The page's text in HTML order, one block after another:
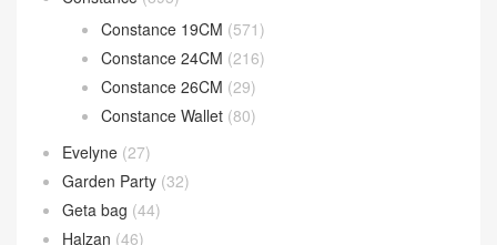
Constance 19CM (571)
Constance 24CM (216)
Constance 26CM (29)
Constance Wallet (80)
Evelyne (27)
Garden Party (32)
Geta bag (44)
Halzan (46)